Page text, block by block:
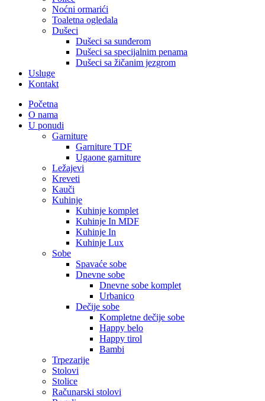
Noćni ormarići
Toaletna ogledala
Dušeci
Dušeci sa sunđerom
Dušeci sa specijalnim penama
Dušeci sa žičanim jezgrom
Usluge
Kontakt
Početna
O nama
U ponudi
Garniture
Garniture TDF
Ugaone garniture
Ležajevi
Kreveti
Kauči
Kuhinje
Kuhinje komplet
Kuhinje In MDF
Kuhinje In
Kuhinje Lux
Sobe
Spavaće sobe
Dnevne sobe
Dnevne sobe komplet
Urbanico
Dečije sobe
Kompletne dečije sobe
Happy belo
Happy tirol
Bambi
Trpezarije
Stolovi
Stolice
Računarski stolovi